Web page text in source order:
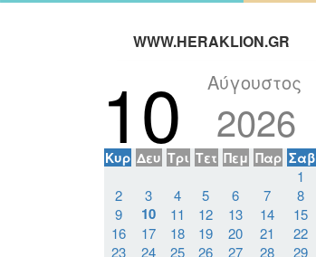
WWW.HERAKLION.GR
10 Αύγουστος
2026
Κυρ Δευ Τρι Τετ Πεμ Παρ Σαβ
1
2
3 4 5 6 7
8
9
10 11 12 13 14
15
16
17 18 19 20 21
22
23
24 25 26 27 28
29